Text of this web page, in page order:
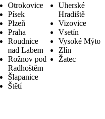
Otrokovice
Písek
Plzeň
Praha
Roudnice
nad Labem
Rožnov pod
Radhoštěm
Šlapanice
Štětí
Uherské
Hradiště
Vizovice
Vsetín
Vysoké Mýto
Zlín
Žatec